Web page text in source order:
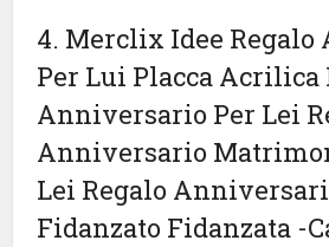
4. Merclix Idee
Per Lui Placca Acrilica
Anniversario Per Lei
Anniversario
Lei Regalo
Fidanzato Fidanzata -